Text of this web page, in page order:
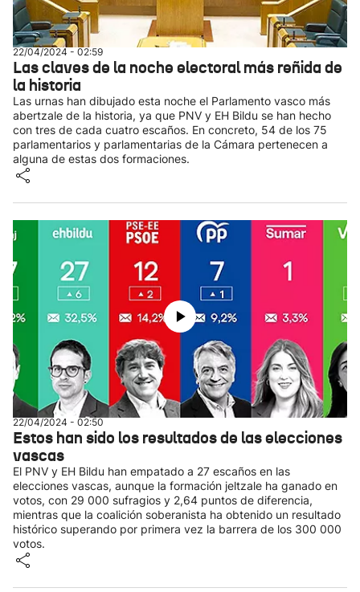
22/04/2024 - 02:59
Las claves de la noche electoral más reñida de
la historia
Las urnas han dibujado esta noche el Parlamento vasco más
abertzale de la historia, ya que PNV y EH Bildu se han hecho
con tres de cada cuatro escaños. En concreto, 54 de los 75
parlamentarios y parlamentarias de la Cámara pertenecen a
alguna de estas dos formaciones.
22/04/2024 - 02:50
Estos han sido los resultados de las elecciones
vascas
El PNV y EH Bildu han empatado a 27 escaños en las
elecciones vascas, aunque la formación jeltzale ha ganado en
votos, con 29 000 sufragios y 2,64 puntos de diferencia,
mientras que la coalición soberanista ha obtenido un resultado
histórico superando por primera vez la barrera de los 300 000
votos.